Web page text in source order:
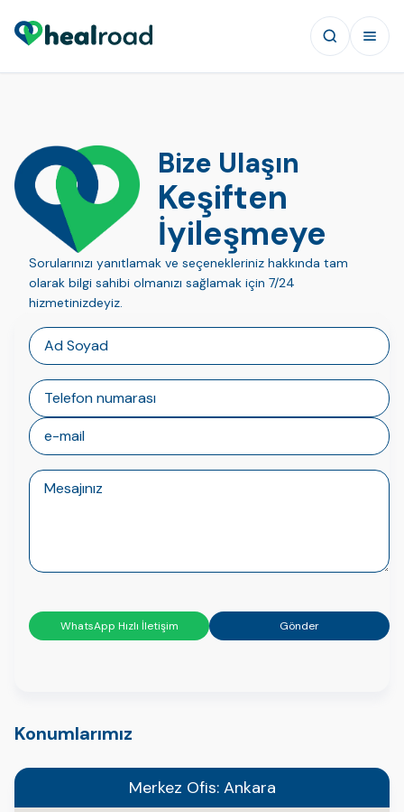
Bize Ulaşın
Keşiften
İyileşmeye
Sorularınızı yanıtlamak ve seçenekleriniz hakkında tam
olarak bilgi sahibi olmanızı sağlamak için 7/24
hizmetinizdeyiz.
WhatsApp Hızlı İletişim Gönder
Konumlarımız
Merkez Ofis: Ankara